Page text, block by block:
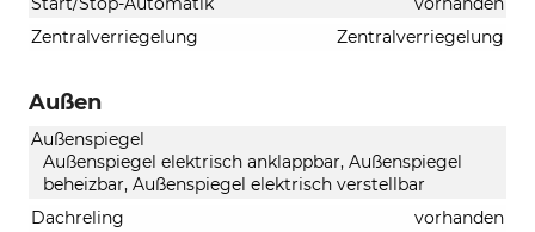
Zentralverriegelung
Zentralverriegelung
Außen
Außenspiegel
Außenspiegel elektrisch anklappbar, Außenspiegel
beheizbar, Außenspiegel elektrisch verstellbar
Dachreling
vorhanden